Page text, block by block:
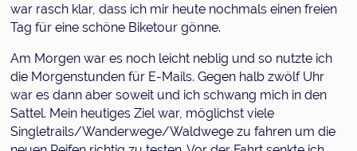
war rasch klar, dass ich mir heute nochmals einen freien
Tag für eine schöne Biketour gönne.
Am Morgen war es noch leicht neblig und so nutzte ich
die Morgenstunden für E-Mails. Gegen halb zwölf Uhr
war es dann aber soweit und ich schwang mich in den
Sattel. Mein heutiges Ziel war, möglichst viele
Singletrails/Wanderwege/Waldwege zu fahren um die